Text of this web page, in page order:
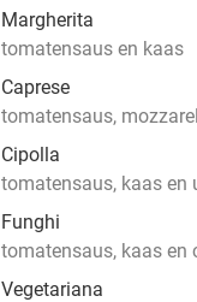
Margherita
tomatensaus en kaas
Caprese
tomatensaus,
Cipolla
tomatensaus, kaas en
Funghi
tomatensaus, kaas en
Vegetariana